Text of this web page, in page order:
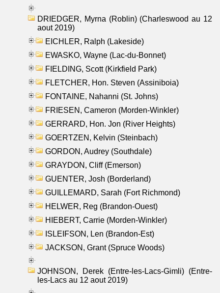
DRIEDGER, Myrna (Roblin) (Charleswood au 12
aout 2019)
EICHLER, Ralph (Lakeside)
EWASKO, Wayne (Lac-du-Bonnet)
FIELDING, Scott (Kirkfield Park)
FLETCHER, Hon. Steven (Assiniboia)
FONTAINE, Nahanni (St. Johns)
FRIESEN, Cameron (Morden-Winkler)
GERRARD, Hon. Jon (River Heights)
GOERTZEN, Kelvin (Steinbach)
GORDON, Audrey (Southdale)
GRAYDON, Cliff (Emerson)
GUENTER, Josh (Borderland)
GUILLEMARD, Sarah (Fort Richmond)
HELWER, Reg (Brandon-Ouest)
HIEBERT, Carrie (Morden-Winkler)
ISLEIFSON, Len (Brandon-Est)
JACKSON, Grant (Spruce Woods)
JOHNSON, Derek (Entre-les-Lacs-Gimli) (Entre-
les-Lacs au 12 aout 2019)